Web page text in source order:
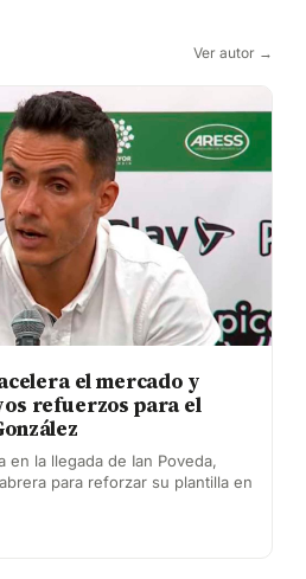
Ver autor →
el mercado y
refuerzos para el
en la llegada de Ian Poveda,
para reforzar su plantilla en